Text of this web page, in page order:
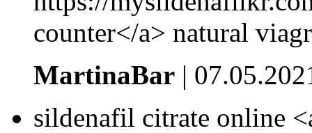
counter</a> natural
MartinaBar |
sildenafil citrate online